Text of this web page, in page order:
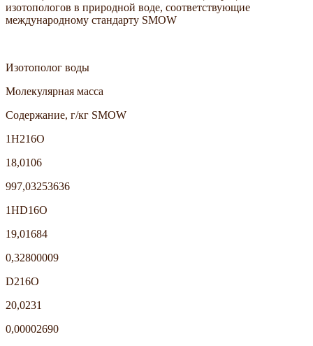
изотопологов в природной воде, соответствующие
международному стандарту SMOW
Изотополог воды
Молекулярная масса
Содержание, г/кг SMOW
1H216O
18,0106
997,03253636
1HD16O
19,01684
0,32800009
D216O
20,0231
0,00002690